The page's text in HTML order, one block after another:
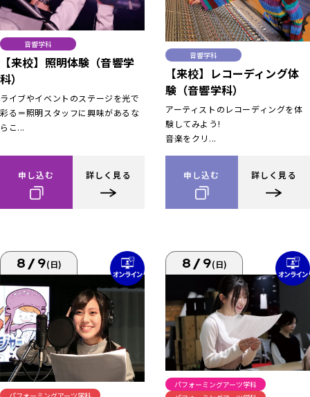
音響学科
【来校】照明体験（音響学
科）
ライブやイベントのステージを光で
彩る＝照明スタッフに興味があるな
らこ...
申し込む 詳しく見る
音響学科
【来校】レコーディング体
験（音響学科）
アーティストのレコーディングを体
験してみよう!
音楽をクリ...
申し込む 詳しく見る
8/9(日) 8/9(日)
パフォーミングアーツ学科